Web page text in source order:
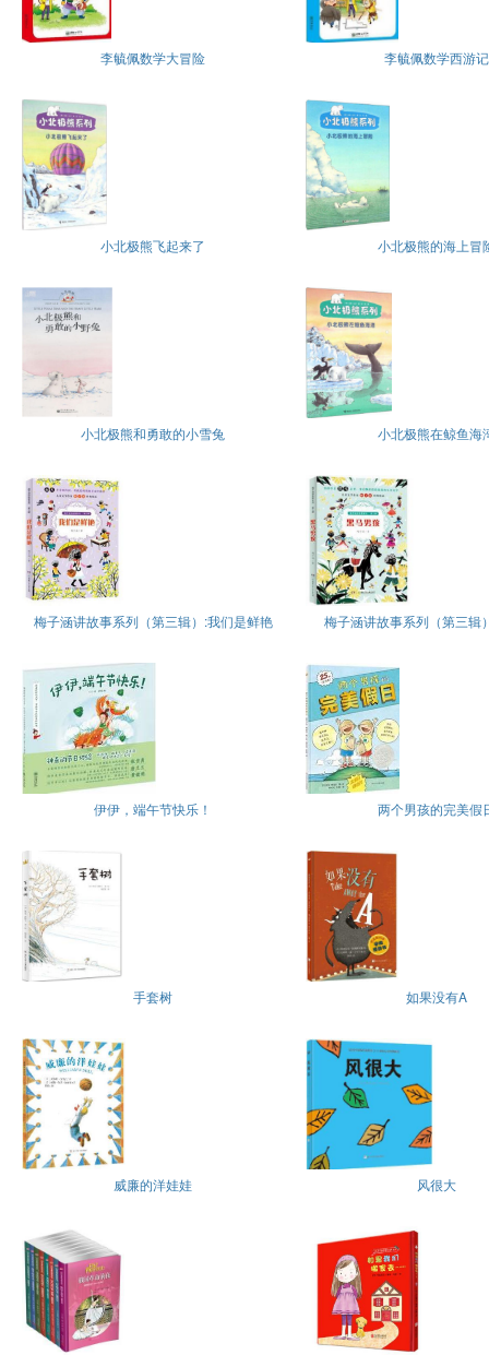
李毓佩数学大冒险 李毓佩数学西游记
小北极熊飞起来了 小北极熊的海上冒
小北极熊和勇敢的小雪兔 小北极熊在鲸鱼海
梅子涵讲故事系列（第三辑）:我们是鲜艳 梅子涵讲故事系列（第三辑
伊伊，端午节快乐！ 两个男孩的完美假
手套树 如果没有A
威廉的洋娃娃 风很大